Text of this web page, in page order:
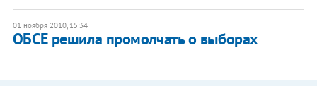
01 ноября 2010, 15:34
ОБСЕ решила промолчать о выборах